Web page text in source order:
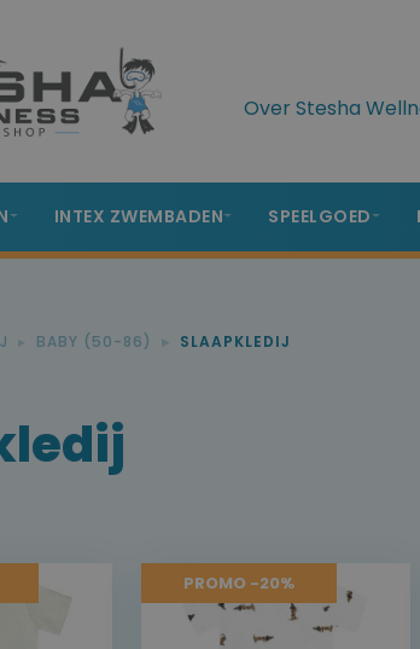
Over Stesha
INTEX ZWEMBADEN SPEELGOED
BABY (50-86) SLAAPKLEDIJ
PROMO -20%